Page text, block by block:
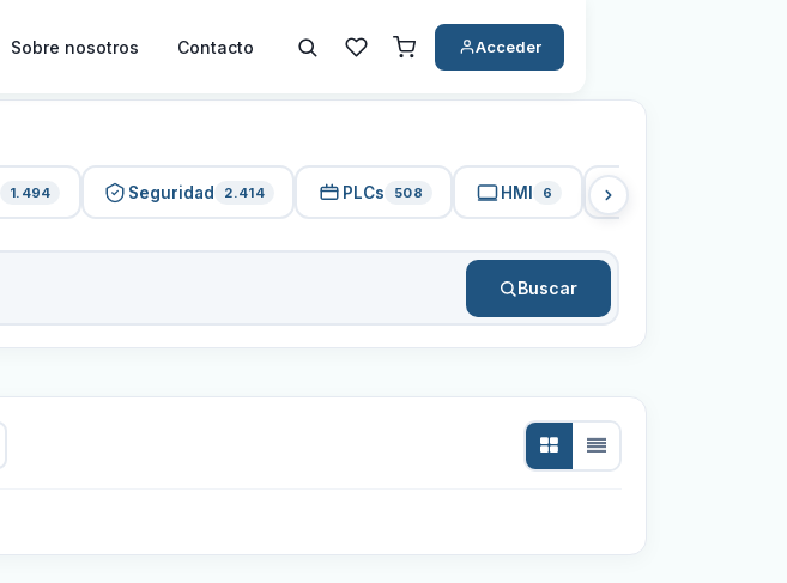
Sobre nosotros Contacto Acceder
1.494 Seguridad 2.414 PLCs 508 HMI 6
Buscar